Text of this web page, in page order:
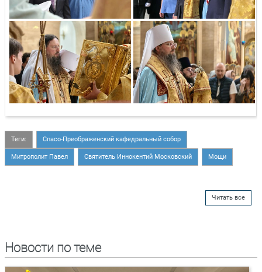
Теги: Спасо-Преображенский кафедральный собор
Митрополит Павел Святитель Иннокентий Московский Мощи
Читать все
Новости по теме